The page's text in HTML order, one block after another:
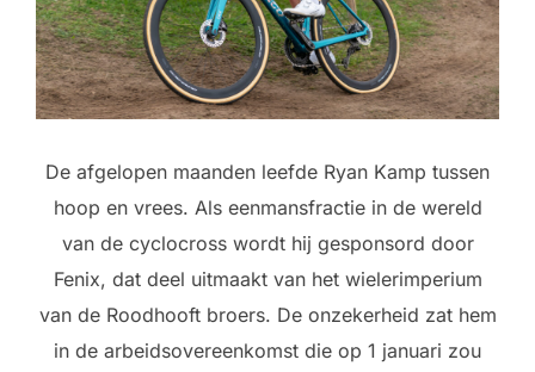
De afgelopen maanden leefde Ryan Kamp tussen
hoop en vrees. Als eenmansfractie in de wereld
van de cyclocross wordt hij gesponsord door
Fenix, dat deel uitmaakt van het wielerimperium
van de Roodhooft broers. De onzekerheid zat hem
in de arbeidsovereenkomst die op 1 januari zou